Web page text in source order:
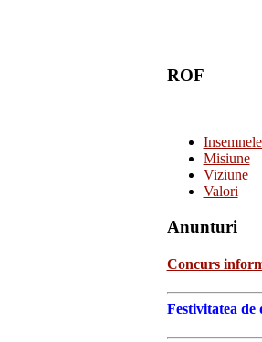
ROF
Misiune
Viziune
Valori
Anunturi
Concurs
Festivitatea de